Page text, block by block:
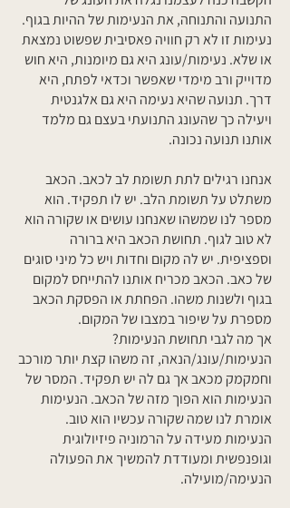
התנועה והתנוחה, את הנעימות של ההיות בגוף.
נעימות זו לא רק חוויה פאסיבית שפשוט נמצאת
או שלא. נעימות/עונג היא גם מיומנות, היא חוש
מדוייק ורב מימדי שאפשר וכדאי לפתח, היא
דרך. תנועה שהיא נעימה היא גם אלגנטית
ויעילה כך שהעונג התנועתי בעצם גם מלמד
אותנו תנועה נכונה.
אנחנו רגילים לתת תשומת לב לכאב. הכאב
משתלט על תשומת הלב. יש לו תפקיד. הוא
מספר לנו שמשהו שאנחנו עושים או שקורה הוא
לא טוב לגוף. תחושת הכאב היא ברורה
וספציפית. יש לה מקום וחדות ויש כל מיני סוגים
של כאב. הכאב מכריח אותנו להתייחס למקום
בגוף ולשנות משהו. הפחתת או הפסקת הכאב
מספרת על שיפור במצבו של המקום.
אך מה לגבי תחושת הנעימות?
הנעימות/עונג/הנאה, זה משהו קצת יותר מורכב
וחמקמק מכאב אך גם לה יש תפקיד. המסר של
הנעימות הוא הפוך מזה של הכאב. הנעימות
אומרת לנו שמה שקורה עכשיו הוא טוב.
הנעימות מעידה על הרמוניה פיזיולוגית
וגופנפשית ומעודדת להמשיך את הפעולה
הנעימה/מועילה.